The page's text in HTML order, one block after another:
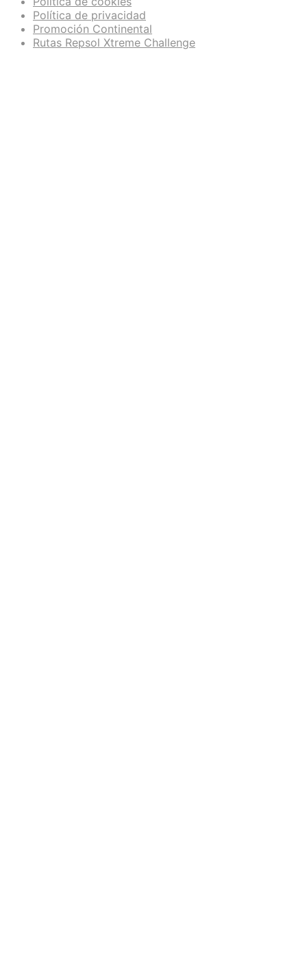
Política de privacidad
Promoción Continental
Rutas Repsol Xtreme Challenge